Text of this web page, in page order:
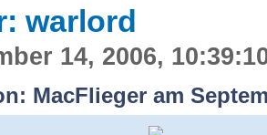
warlord
14, 2006,
MacFlieger am